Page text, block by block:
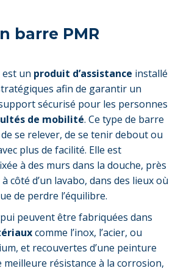
barre PMR
est un produit d’assistance installé
afin de garantir un
sécurisé pour les personnes
de mobilité. Ce type de barre
se relever, de se tenir debout ou
plus de facilité. Elle est
à des murs dans la douche, près
côté d’un lavabo, dans des lieux où
de perdre l’équilibre.
peuvent être fabriquées dans
comme l’inox, l’acier, ou
et recouvertes d’une peinture
résistance à la corrosion,